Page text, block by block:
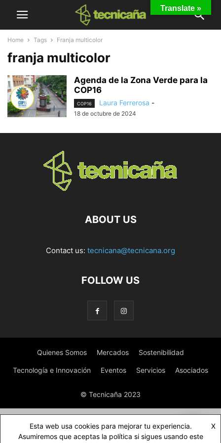
Home Tags Franja multicolor
franja multicolor
Agenda de la Zona Verde para la
COP16
COP16 Laura Ferrerosa -
18 de octubre de 2024
ABOUT US
Contact us: tecnicana@tecnicana.org
FOLLOW US
Quienes Somos Mercados Sostenibilidad
Tecnología e Innovación Eventos Servicios Asociados
© Tecnicaña 2023
Translate »
Esta web usa cookies para mejorar tu experiencia.
Asumiremos que aceptas la política si sigues usando este
X